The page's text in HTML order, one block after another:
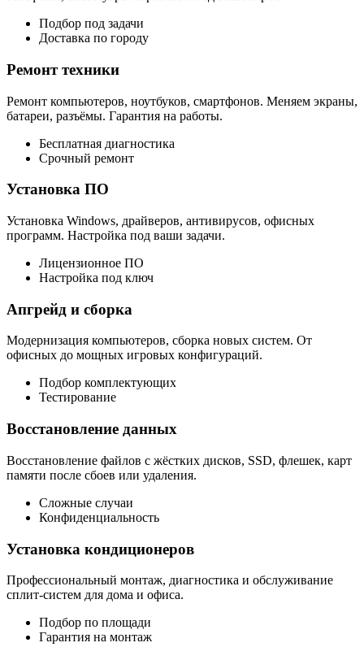
Подбор под задачи
Доставка по городу
Ремонт техники
Ремонт компьютеров, ноутбуков, смартфонов. Меняем экраны,
батареи, разъёмы. Гарантия на работы.
Бесплатная диагностика
Срочный ремонт
Установка ПО
Установка Windows, драйверов, антивирусов, офисных
программ. Настройка под ваши задачи.
Лицензионное ПО
Настройка под ключ
Апгрейд и сборка
Модернизация компьютеров, сборка новых систем. От
офисных до мощных игровых конфигураций.
Подбор комплектующих
Тестирование
Восстановление данных
Восстановление файлов с жёстких дисков, SSD, флешек, карт
памяти после сбоев или удаления.
Сложные случаи
Конфиденциальность
Установка кондиционеров
Профессиональный монтаж, диагностика и обслуживание
сплит-систем для дома и офиса.
Подбор по площади
Гарантия на монтаж